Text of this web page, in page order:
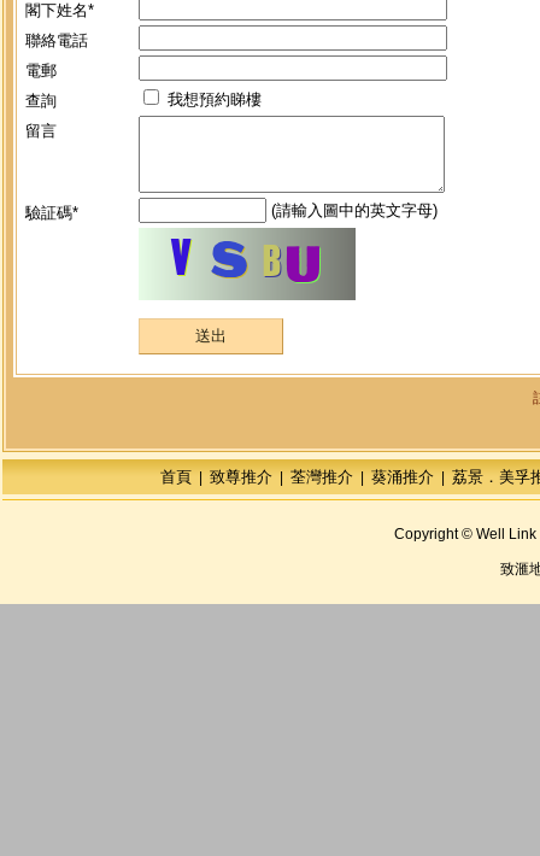
閣下姓名*
聯絡電話
電郵
查詢
我想預約睇樓
留言
驗証碼* (請輸入圖中的英文字母)
首頁 致尊推介| 荃灣推介| 葵涌推介| 荔景．美孚
Copyright © Well Link
致滙